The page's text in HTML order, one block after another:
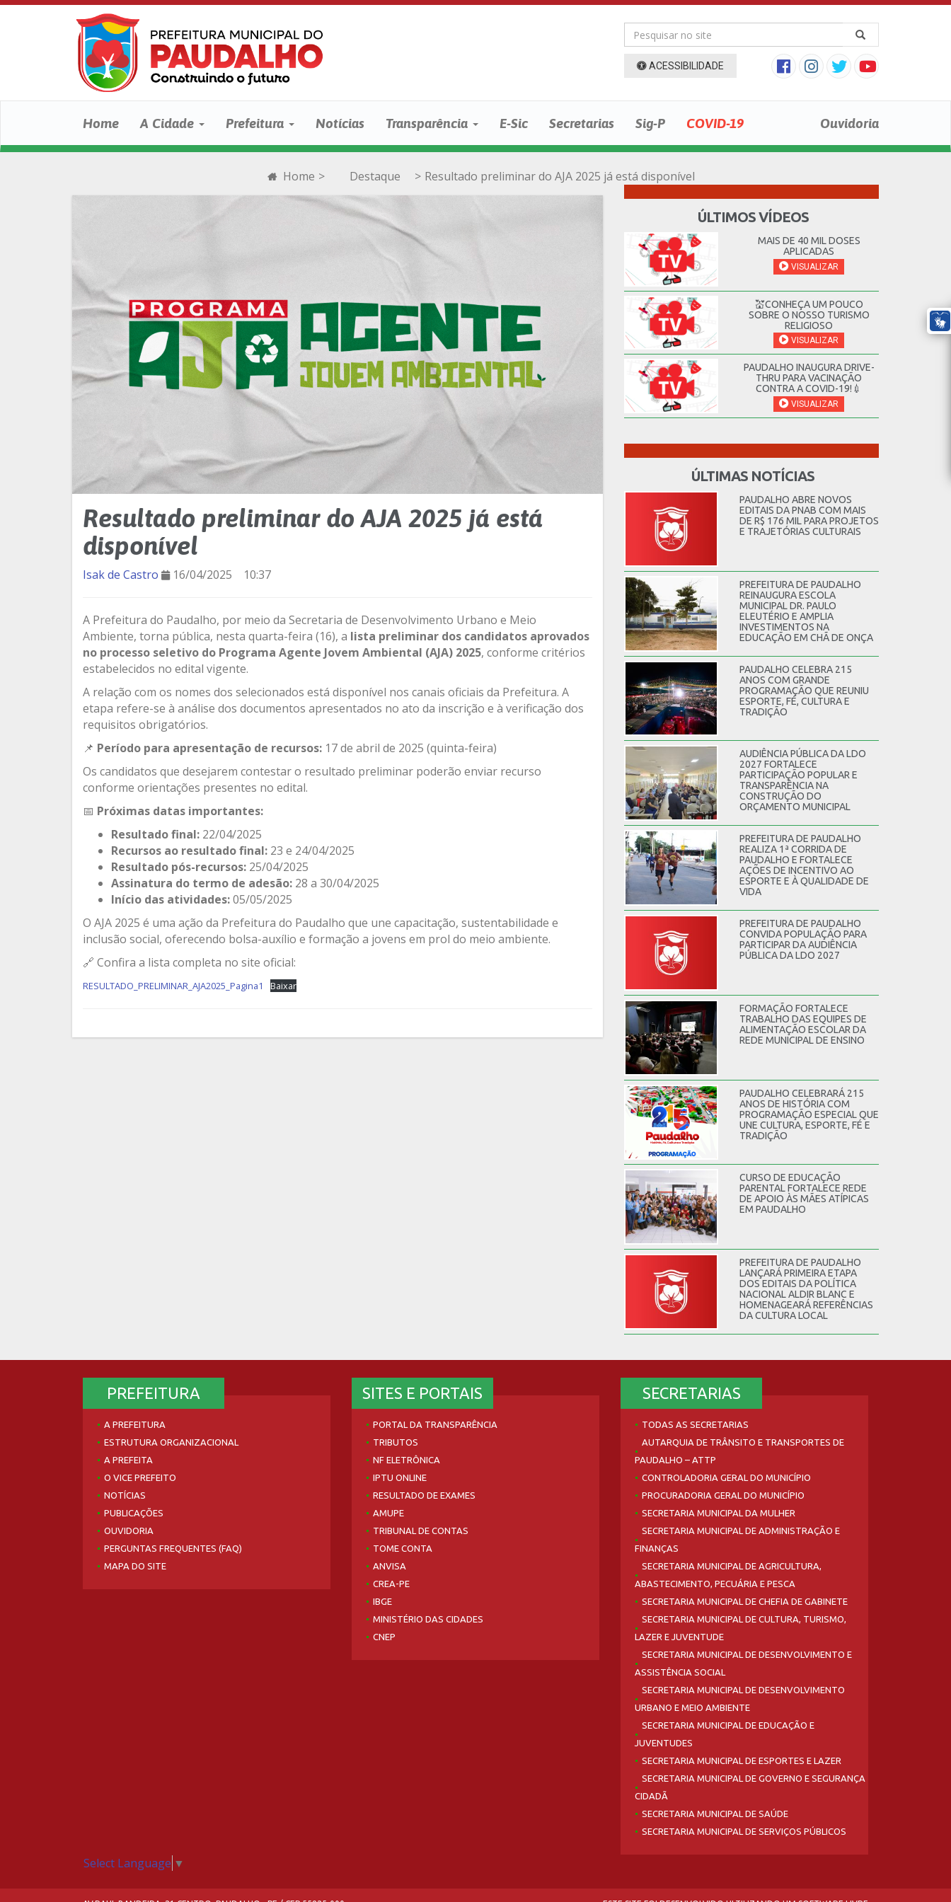
ACESSIBILIDADE
Home A Cidade Prefeitura Notícias Transparência E-Sic Secretarias Sig-P COVID-19 Ouvidoria
Home > Destaque > Resultado preliminar do AJA 2025 já está disponível
Resultado preliminar do AJA 2025 já está
disponível
Isak de Castro 16/04/2025 10:37
A Prefeitura do Paudalho, por meio da Secretaria de Desenvolvimento Urbano e Meio
Ambiente, torna pública, nesta quarta-feira (16), a lista preliminar dos candidatos aprovados
no processo seletivo do Programa Agente Jovem Ambiental (AJA) 2025, conforme critérios
estabelecidos no edital vigente.
A relação com os nomes dos selecionados está disponível nos canais oficiais da Prefeitura. A
etapa refere-se à análise dos documentos apresentados no ato da inscrição e à verificação dos
requisitos obrigatórios.
📌 Período para apresentação de recursos: 17 de abril de 2025 (quinta-feira)
Os candidatos que desejarem contestar o resultado preliminar poderão enviar recurso
conforme orientações presentes no edital.
📅 Próximas datas importantes:
Resultado final: 22/04/2025
Recursos ao resultado final: 23 e 24/04/2025
Resultado pós-recursos: 25/04/2025
Assinatura do termo de adesão: 28 a 30/04/2025
Início das atividades:05/05/2025
O AJA 2025 é uma ação da Prefeitura do Paudalho que une capacitação, sustentabilidade e
inclusão social, oferecendo bolsa-auxílio e formação a jovens em prol do meio ambiente.
🔗 Confira a lista completa no site oficial:
RESULTADO_PRELIMINAR_AJA2025_Pagina1 Baixar
ÚLTIMOS VÍDEOS
MAIS DE 40 MIL DOSES
APLICADAS
VISUALIZAR
💒CONHEÇA UM POUCO
SOBRE O NOSSO TURISMO
RELIGIOSO
VISUALIZAR
PAUDALHO INAUGURA DRIVE-
THRU PARA VACINAÇÃO
CONTRA A COVID-19!💉
VISUALIZAR
ÚLTIMAS NOTÍCIAS
PAUDALHO ABRE NOVOS
EDITAIS DA PNAB COM MAIS
DE R$ 176 MIL PARA PROJETOS
E TRAJETÓRIAS CULTURAIS
PREFEITURA DE PAUDALHO
REINAUGURA ESCOLA
MUNICIPAL DR. PAULO
ELEUTÉRIO E AMPLIA
INVESTIMENTOS NA
EDUCAÇÃO EM CHÃ DE ONÇA
PAUDALHO CELEBRA 215
ANOS COM GRANDE
PROGRAMAÇÃO QUE REUNIU
ESPORTE, FÉ, CULTURA E
TRADIÇÃO
AUDIÊNCIA PÚBLICA DA LDO
2027 FORTALECE
PARTICIPAÇÃO POPULAR E
TRANSPARÊNCIA NA
CONSTRUÇÃO DO
ORÇAMENTO MUNICIPAL
PREFEITURA DE PAUDALHO
REALIZA 1ª CORRIDA DE
PAUDALHO E FORTALECE
AÇÕES DE INCENTIVO AO
ESPORTE E À QUALIDADE DE
VIDA
PREFEITURA DE PAUDALHO
CONVIDA POPULAÇÃO PARA
PARTICIPAR DA AUDIÊNCIA
PÚBLICA DA LDO 2027
FORMAÇÃO FORTALECE
TRABALHO DAS EQUIPES DE
ALIMENTAÇÃO ESCOLAR DA
REDE MUNICIPAL DE ENSINO
PAUDALHO CELEBRARÁ 215
ANOS DE HISTÓRIA COM
PROGRAMAÇÃO ESPECIAL QUE
UNE CULTURA, ESPORTE, FÉ E
TRADIÇÃO
CURSO DE EDUCAÇÃO
PARENTAL FORTALECE REDE
DE APOIO ÀS MÃES ATÍPICAS
EM PAUDALHO
PREFEITURA DE PAUDALHO
LANÇARÁ PRIMEIRA ETAPA
DOS EDITAIS DA POLÍTICA
NACIONAL ALDIR BLANC E
HOMENAGEARÁ REFERÊNCIAS
DA CULTURA LOCAL
PREFEITURA
A PREFEITURA
ESTRUTURA ORGANIZACIONAL
A PREFEITA
O VICE PREFEITO
NOTÍCIAS
PUBLICAÇÕES
OUVIDORIA
PERGUNTAS FREQUENTES (FAQ)
MAPA DO SITE
SITES E PORTAIS
PORTAL DA TRANSPARÊNCIA
TRIBUTOS
NF ELETRÔNICA
IPTU ONLINE
RESULTADO DE EXAMES
AMUPE
TRIBUNAL DE CONTAS
TOME CONTA
ANVISA
CREA-PE
IBGE
MINISTÉRIO DAS CIDADES
CNEP
SECRETARIAS
TODAS AS SECRETARIAS
AUTARQUIA DE TRÂNSITO E TRANSPORTES DE
PAUDALHO – ATTP
CONTROLADORIA GERAL DO MUNICÍPIO
PROCURADORIA GERAL DO MUNICÍPIO
SECRETARIA MUNICIPAL DA MULHER
SECRETARIA MUNICIPAL DE ADMINISTRAÇÃO E
FINANÇAS
SECRETARIA MUNICIPAL DE AGRICULTURA,
ABASTECIMENTO, PECUÁRIA E PESCA
SECRETARIA MUNICIPAL DE CHEFIA DE GABINETE
SECRETARIA MUNICIPAL DE CULTURA, TURISMO,
LAZER E JUVENTUDE
SECRETARIA MUNICIPAL DE DESENVOLVIMENTO E
ASSISTÊNCIA SOCIAL
SECRETARIA MUNICIPAL DE DESENVOLVIMENTO
URBANO E MEIO AMBIENTE
SECRETARIA MUNICIPAL DE EDUCAÇÃO E
JUVENTUDES
SECRETARIA MUNICIPAL DE ESPORTES E LAZER
SECRETARIA MUNICIPAL DE GOVERNO E SEGURANÇA
CIDADÃ
SECRETARIA MUNICIPAL DE SAÚDE
SECRETARIA MUNICIPAL DE SERVIÇOS PÚBLICOS
Select Language ▼